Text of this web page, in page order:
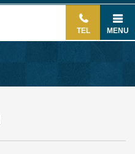
TEL MENU